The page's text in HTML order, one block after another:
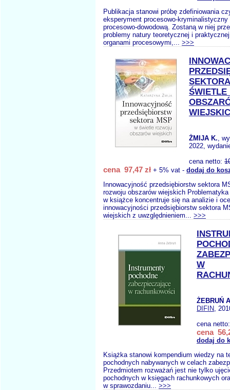
Publikacja stanowi próbę zdefiniowania
eksperyment procesowo-kryminalistyczny
procesowo-dowodową. Zostaną w niej
problemy natury teoretycznej i
organami procesowymi,... >>>
ŚWIETLE
ŻMIJA K.,
2022,
cena netto:
cena 97,47 zł + 5% vat - dodaj do
Innowacyjność przedsiębiorstw sektora
rozwoju obszarów wiejskich
w książce koncentruje się na analizie i
innowacyjności przedsiębiorstw sektora
wiejskich z uwzględnieniem... >>>
W
ŻEBRUŃ
DIFIN,
cena
cena
dodaj do
Książka stanowi kompendium wiedzy na
pochodnych nabywanych w celach
Przedmiotem rozważań jest nie tylko
pochodnych w księgach rachunkowych
w sprawozdaniu... >>>